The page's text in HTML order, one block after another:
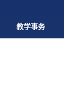
教学事务